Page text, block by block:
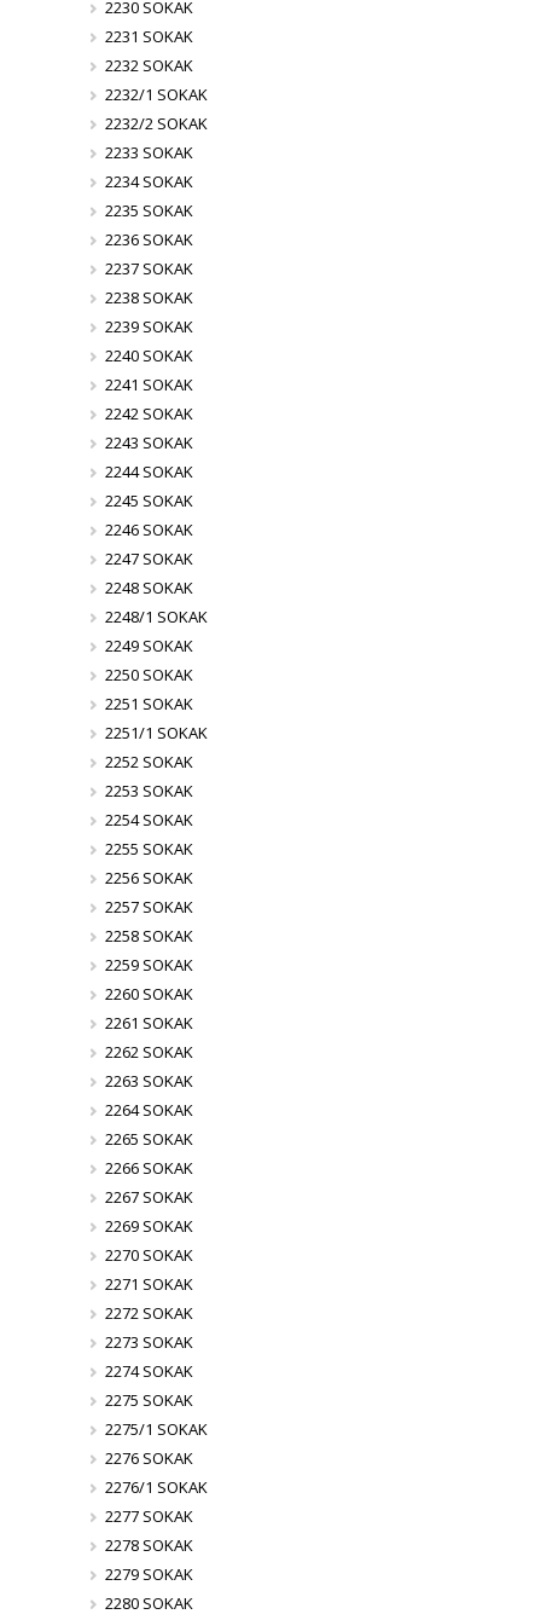
2230 SOKAK
2231 SOKAK
2232 SOKAK
2232/1 SOKAK
2232/2 SOKAK
2233 SOKAK
2234 SOKAK
2235 SOKAK
2236 SOKAK
2237 SOKAK
2238 SOKAK
2239 SOKAK
2240 SOKAK
2241 SOKAK
2242 SOKAK
2243 SOKAK
2244 SOKAK
2245 SOKAK
2246 SOKAK
2247 SOKAK
2248 SOKAK
2248/1 SOKAK
2249 SOKAK
2250 SOKAK
2251 SOKAK
2251/1 SOKAK
2252 SOKAK
2253 SOKAK
2254 SOKAK
2255 SOKAK
2256 SOKAK
2257 SOKAK
2258 SOKAK
2259 SOKAK
2260 SOKAK
2261 SOKAK
2262 SOKAK
2263 SOKAK
2264 SOKAK
2265 SOKAK
2266 SOKAK
2267 SOKAK
2269 SOKAK
2270 SOKAK
2271 SOKAK
2272 SOKAK
2273 SOKAK
2274 SOKAK
2275 SOKAK
2275/1 SOKAK
2276 SOKAK
2276/1 SOKAK
2277 SOKAK
2278 SOKAK
2279 SOKAK
2280 SOKAK